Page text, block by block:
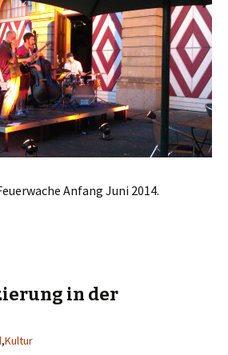
Anfang Juni 2014.
in der
,Kultur